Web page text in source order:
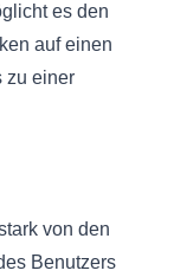
es den
auf einen
zu einer
von den
Benutzers